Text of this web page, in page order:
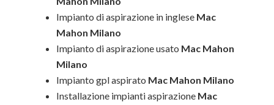
Impianto di aspirazione in inglese Mac
Mahon Milano
Impianto di aspirazione usato Mac Mahon
Milano
Impianto gpl aspirato Mac Mahon Milano
Installazione impianti aspirazione Mac